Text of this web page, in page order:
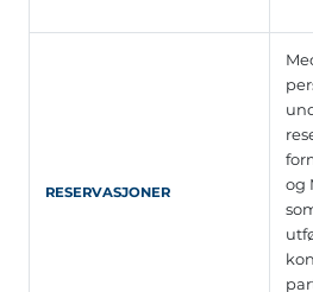
RESERVASJONER
og